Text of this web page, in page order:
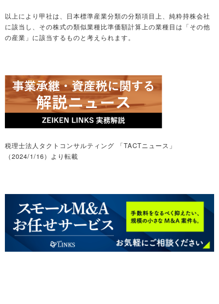
以上により甲社は、日本標準産業分類の分類項目上、純粋持株会社
に該当し、その株式の類似業種比準価額計算上の業種目は「その他
の産業」に該当するものと考えられます。
税理士法人タクトコンサルティング 「TACTニュース」
（2024/1/16）より転載